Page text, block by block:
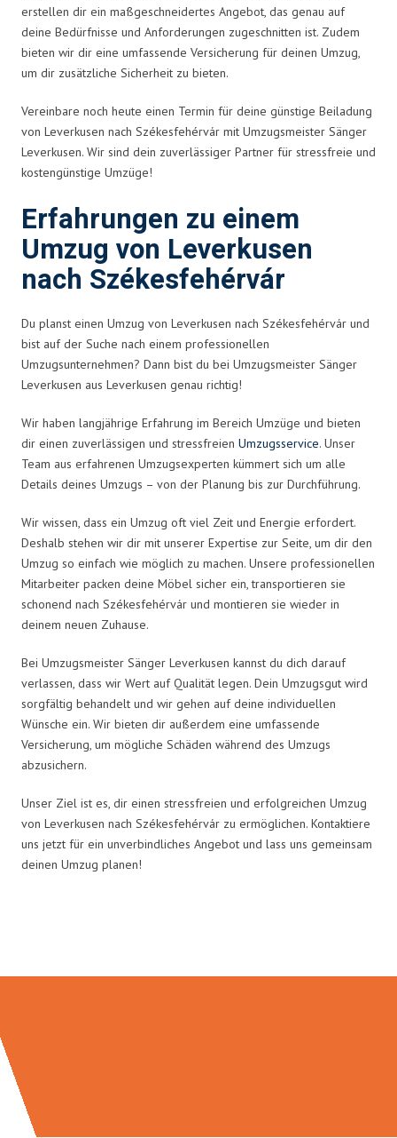
erstellen dir ein maßgeschneidertes Angebot, das genau auf
deine Bedürfnisse und Anforderungen zugeschnitten ist. Zudem
bieten wir dir eine umfassende Versicherung für deinen Umzug,
um dir zusätzliche Sicherheit zu bieten.
Vereinbare noch heute einen Termin für deine günstige Beiladung
von Leverkusen nach Székesfehérvár mit Umzugsmeister Sänger
Leverkusen. Wir sind dein zuverlässiger Partner für stressfreie und
kostengünstige Umzüge!
Erfahrungen zu einem
Umzug von Leverkusen
nach Székesfehérvár
Du planst einen Umzug von Leverkusen nach Székesfehérvár und
bist auf der Suche nach einem professionellen
Umzugsunternehmen? Dann bist du bei Umzugsmeister Sänger
Leverkusen aus Leverkusen genau richtig!
Wir haben langjährige Erfahrung im Bereich Umzüge und bieten
dir einen zuverlässigen und stressfreien Umzugsservice. Unser
Team aus erfahrenen Umzugsexperten kümmert sich um alle
Details deines Umzugs – von der Planung bis zur Durchführung.
Wir wissen, dass ein Umzug oft viel Zeit und Energie erfordert.
Deshalb stehen wir dir mit unserer Expertise zur Seite, um dir den
Umzug so einfach wie möglich zu machen. Unsere professionellen
Mitarbeiter packen deine Möbel sicher ein, transportieren sie
schonend nach Székesfehérvár und montieren sie wieder in
deinem neuen Zuhause.
Bei Umzugsmeister Sänger Leverkusen kannst du dich darauf
verlassen, dass wir Wert auf Qualität legen. Dein Umzugsgut wird
sorgfältig behandelt und wir gehen auf deine individuellen
Wünsche ein. Wir bieten dir außerdem eine umfassende
Versicherung, um mögliche Schäden während des Umzugs
abzusichern.
Unser Ziel ist es, dir einen stressfreien und erfolgreichen Umzug
von Leverkusen nach Székesfehérvár zu ermöglichen. Kontaktiere
uns jetzt für ein unverbindliches Angebot und lass uns gemeinsam
deinen Umzug planen!